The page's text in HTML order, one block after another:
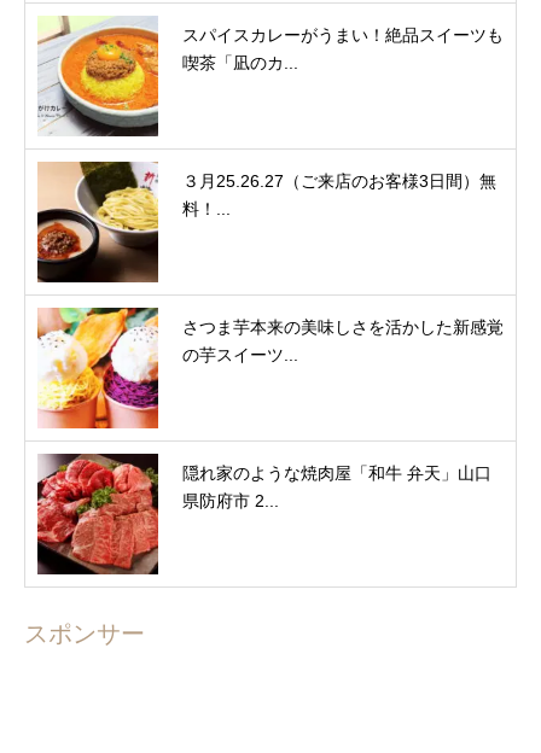
スパイスカレーがうまい！絶品スイーツも
喫茶「凪のカ...
３月25.26.27（ご来店のお客様3日間）無
料！...
さつま芋本来の美味しさを活かした新感覚
の芋スイーツ...
隠れ家のような焼肉屋「和牛 弁天」山口
県防府市 2...
スポンサー